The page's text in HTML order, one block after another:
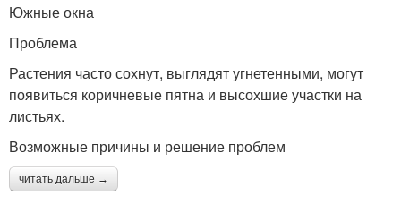
Южные окна
Проблема
Растения часто сохнут, выглядят угнетенными, могут
появиться коричневые пятна и высохшие участки на
листьях.
Возможные причины и решение проблем
читать дальше →